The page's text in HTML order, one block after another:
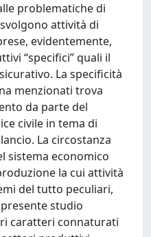
problematiche di
attività di
evidentemente,
“specifici” quali il
La specificità
menzionati trova
da parte del
civile in tema di
La circostanza
sistema economico
la cui attività
del tutto peculiari,
studio
caratteri connaturati